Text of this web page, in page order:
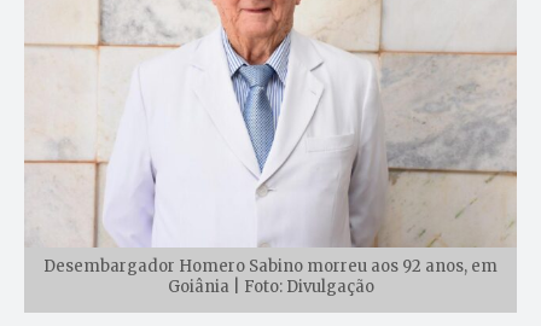
Desembargador Homero Sabino morreu aos 92 anos, em
Goiânia | Foto: Divulgação